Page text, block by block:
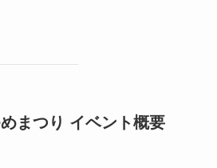
まつり イベント概要